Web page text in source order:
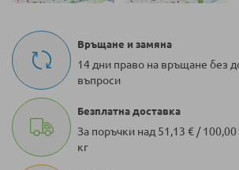
Връщане и замяна
14 дни право на връщане без
въпроси
Безплатна доставка
За поръчки над 51,13 € / 100,00
кг